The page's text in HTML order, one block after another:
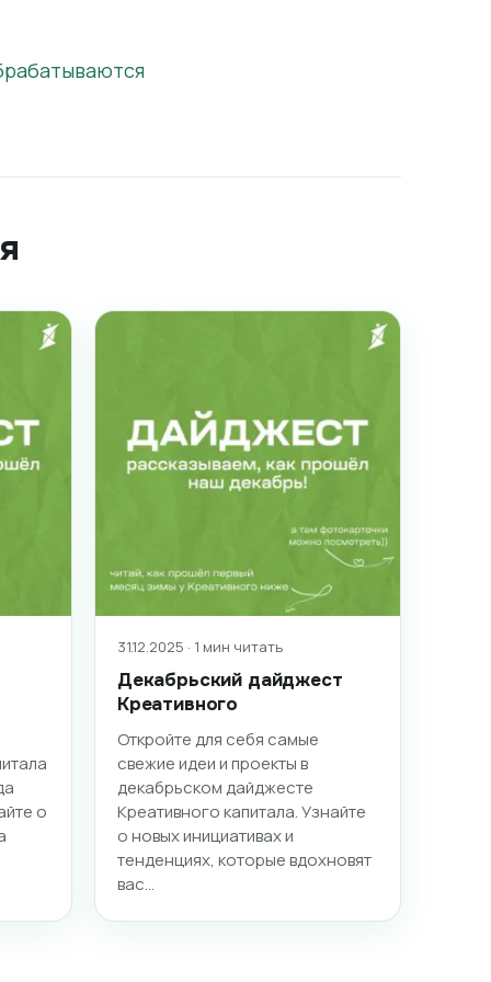
о
31.12.2025 · 1 мин читать
Декабрьский дайджест
Креативного
Откройте для себя самые
свежие идеи и проекты в
декабрьском дайджесте
Креативного капитала. Узнайте
о новых инициативах и
тенденциях, которые вдохновят
вас…